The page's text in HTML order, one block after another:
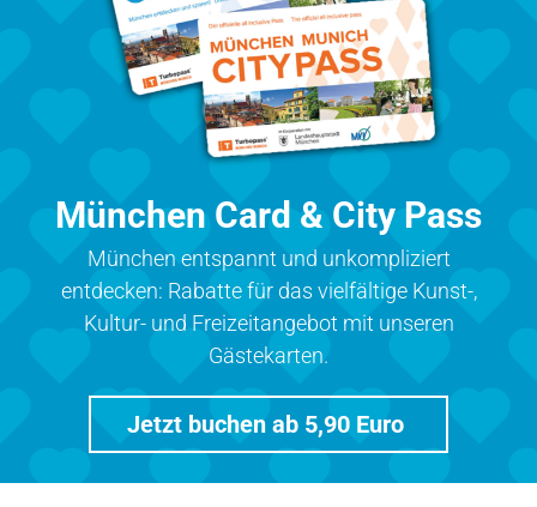
München Card & City Pass
München entspannt und unkompliziert
entdecken: Rabatte für das vielfältige Kunst-,
Kultur- und Freizeitangebot mit unseren
Gästekarten.
Jetzt buchen ab 5,90 Euro